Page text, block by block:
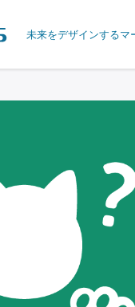
未来をデザインするマ